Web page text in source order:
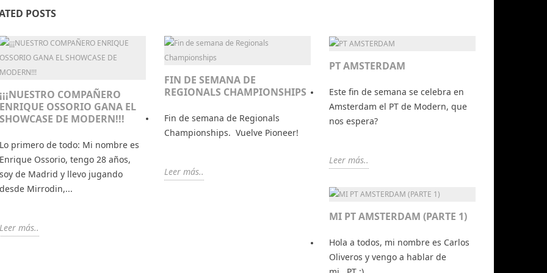
POSTS
¡¡¡NUESTRO COMPAÑERO
ENRIQUE OSSORIO GANA EL
SHOWCASE DE MODERN!!!
Lo primero de todo: Mi nombre es
Enrique Ossorio, tengo 28 años,
soy de Madrid y llevo jugando
desde Mirrodin,...
Leer más..
FIN DE SEMANA DE
REGIONALS CHAMPIONSHIPS
Fin de semana de Regionals
Championships. Vuelve Pioneer!
Leer más..
PT AMSTERDAM
Este fin de semana se celebra en
Amsterdam el PT de Modern, que
nos espera?
Leer más..
MI PT AMSTERDAM (PARTE 1)
Hola a todos, mi nombre es Carlos
Oliveros y vengo a hablar de